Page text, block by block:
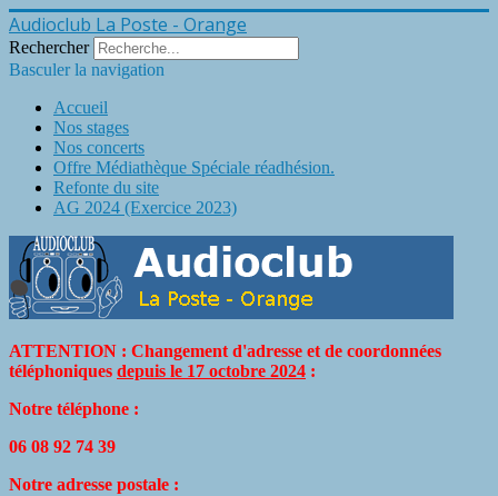
Audioclub La Poste - Orange
Rechercher
Basculer la navigation
Accueil
Nos stages
Nos concerts
Offre Médiathèque Spéciale réadhésion.
Refonte du site
AG 2024 (Exercice 2023)
ATTENTION : Changement d'adresse et de coordonnées
téléphoniques depuis le 17 octobre 2024 :
Notre téléphone :
06 08 92 74 39
Notre adresse postale :